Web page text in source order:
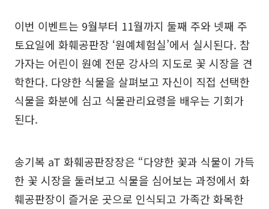
이번 이벤트는 9월부터 11월까지 둘째 주와 넷째 주
토요일에 화훼공판장 ‘원예체험실’에서 실시된다. 참
가자는 어린이 원예 전문 강사의 지도로 꽃 시장을 견
학한다. 다양한 식물을 살펴보고 자신이 직접 선택한
식물을 화분에 심고 식물관리요령을 배우는 기회가
된다.
송기복 aT 화훼공판장장은 “다양한 꽃과 식물이 가득
한 꽃 시장을 둘러보고 식물을 심어보는 과정에서 화
훼공판장이 즐거운 곳으로 인식되고 가족간 화목한